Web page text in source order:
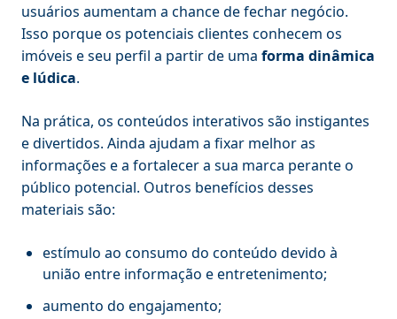
usuários aumentam a chance de fechar negócio.
Isso porque os potenciais clientes conhecem os
imóveis e seu perfil a partir de uma forma dinâmica
e lúdica.
Na prática, os conteúdos interativos são instigantes
e divertidos. Ainda ajudam a fixar melhor as
informações e a fortalecer a sua marca perante o
público potencial. Outros benefícios desses
materiais são:
estímulo ao consumo do conteúdo devido à
união entre informação e entretenimento;
aumento do engajamento;